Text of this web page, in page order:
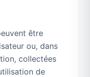
être
ou, dans
collectées
de